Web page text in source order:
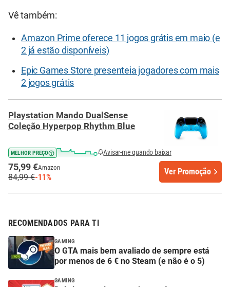
Vê também:
Amazon Prime oferece 11 jogos grátis em maio (e
2 já estão disponíveis)
Epic Games Store presenteia jogadores com mais
2 jogos grátis
Playstation Mando DualSense
Coleção Hyperpop Rhythm Blue
MELHOR PREÇO Avisar-me quando baixar
75,99 €Amazon
84,99 €-11%
Ver Promoção
RECOMENDADOS PARA TI
GAMING
O GTA mais bem avaliado de sempre está
por menos de 6 € no Steam (e não é o 5)
GAMING